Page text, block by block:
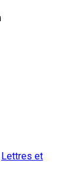
Lettres et